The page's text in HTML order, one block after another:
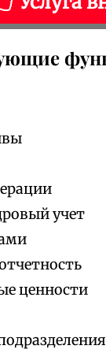
учет
ценности